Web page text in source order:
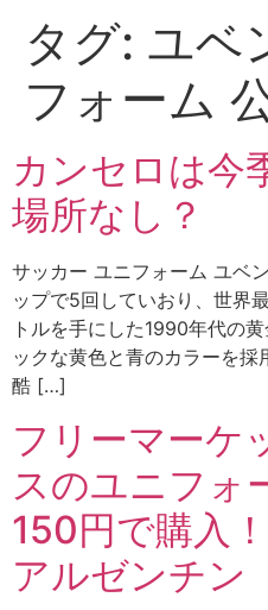
タグ: ユベ
フォーム
カンセロは今
場所なし？
サッカー ユニフォーム ユベ
ップで5回していおり、世界
トルを手にした1990年代の
ックな黄色と青のカラーを
酷 […]
フリーマーケ
スのユニフォ
150円で購入
アルゼンチン